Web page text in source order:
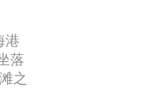
港
落
之